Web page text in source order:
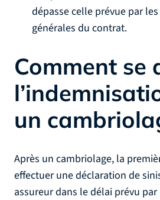
dépasse celle prévue par
générales du contrat.
Comment se
un
Après un cambriolage, la
effectuer une déclaration de
assureur dans le délai prévu